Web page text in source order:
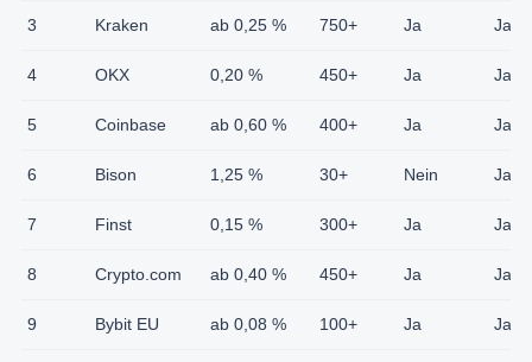
3 Kraken ab 0,25 % 750+ Ja Ja
4 OKX 0,20 % 450+ Ja Ja
5 Coinbase ab 0,60 % 400+ Ja Ja
6 Bison 1,25 % 30+ Nein Ja
7 Finst 0,15 % 300+ Ja Ja
8 Crypto.com ab 0,40 % 450+ Ja Ja
9 Bybit EU ab 0,08 % 100+ Ja Ja